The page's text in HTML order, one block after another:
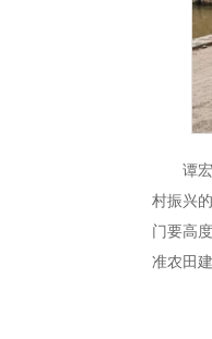
谭
村振兴
门要高
准农田